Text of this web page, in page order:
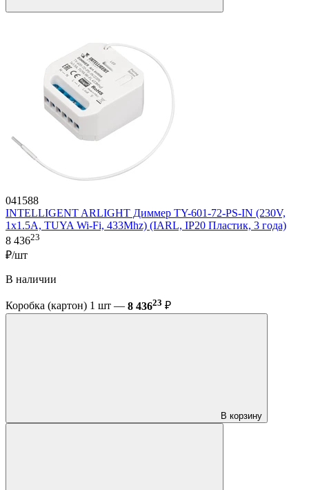
041588
INTELLIGENT ARLIGHT Диммер TY-601-72-PS-IN (230V,
1x1.5A, TUYA Wi-Fi, 433Mhz) (IARL, IP20 Пластик, 3 года)
8 43623
₽/шт
В наличии
Коробка (картон) 1 шт — 8 43623 ₽
В корзину